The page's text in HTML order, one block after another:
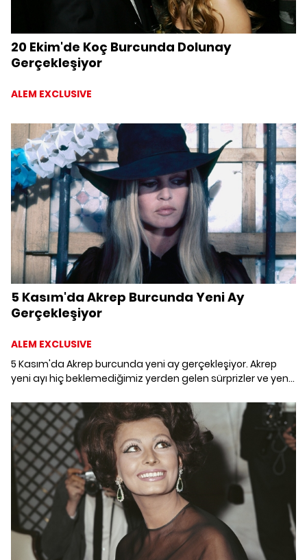
20 Ekim'de Koç Burcunda Dolunay
Gerçekleşiyor
ALEM EXCLUSIVE
5 Kasım'da Akrep Burcunda Yeni Ay
Gerçekleşiyor
ALEM EXCLUSIVE
5 Kasım'da Akrep burcunda yeni ay gerçekleşiyor. Akrep
yeni ayı hiç beklemediğimiz yerden gelen sürprizler ve yeni
neler bekliyor?